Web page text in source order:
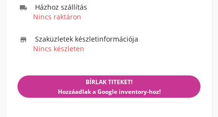

Házhoz szállítás
Nincs raktáron

Szaküzletek készletinformációja
Nincs készleten
BÍRLAK TITEKET!
Hozzáadlak a Google inventory-hoz!